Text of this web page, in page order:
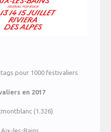
pour 1000 festivaliers
en 2017
(1.326)
les-Bains